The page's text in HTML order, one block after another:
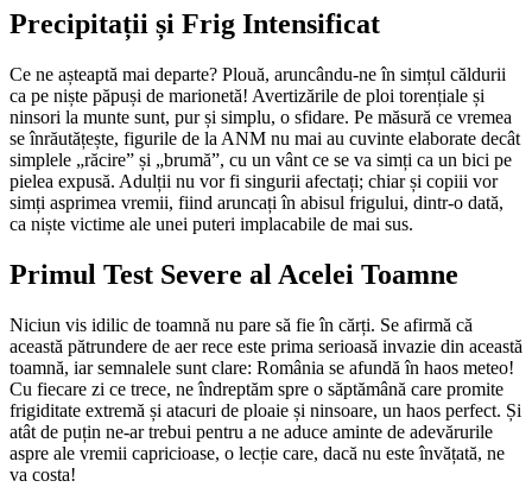
Precipitații și Frig Intensificat
Ce ne așteaptă mai departe? Plouă, aruncându-ne în simțul căldurii
ca pe niște păpuși de marionetă! Avertizările de ploi torențiale și
ninsori la munte sunt, pur și simplu, o sfidare. Pe măsură ce vremea
se înrăutățește, figurile de la ANM nu mai au cuvinte elaborate decât
simplele „răcire” și „brumă”, cu un vânt ce se va simți ca un bici pe
pielea expusă. Adulții nu vor fi singurii afectați; chiar și copiii vor
simți asprimea vremii, fiind aruncați în abisul frigului, dintr-o dată,
ca niște victime ale unei puteri implacabile de mai sus.
Primul Test Severe al Acelei Toamne
Niciun vis idilic de toamnă nu pare să fie în cărți. Se afirmă că
această pătrundere de aer rece este prima serioasă invazie din această
toamnă, iar semnalele sunt clare: România se afundă în haos meteo!
Cu fiecare zi ce trece, ne îndreptăm spre o săptămână care promite
frigiditate extremă și atacuri de ploaie și ninsoare, un haos perfect. Și
atât de puțin ne-ar trebui pentru a ne aduce aminte de adevărurile
aspre ale vremii capricioase, o lecție care, dacă nu este învățată, ne
va costa!